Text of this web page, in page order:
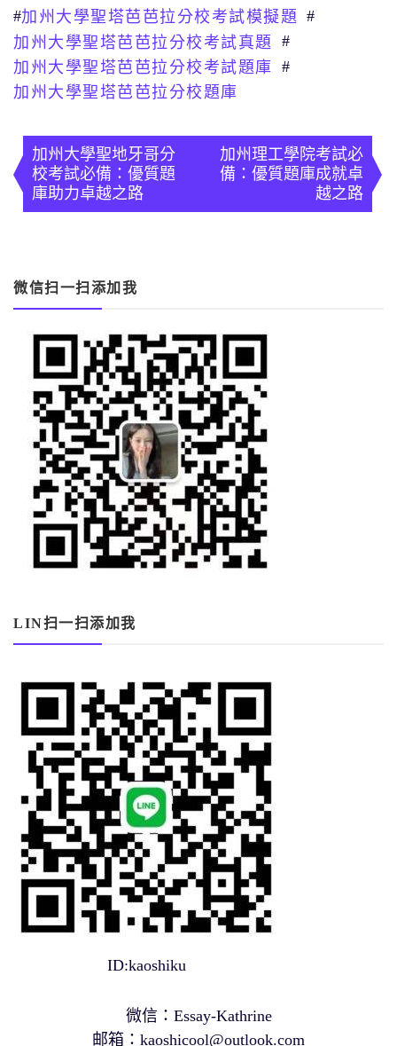
#加州大學聖塔芭芭拉分校考試模擬題 #
加州大學聖塔芭芭拉分校考試真題
#
加州大學聖塔芭芭拉分校考試題庫 #
加州大學聖塔芭芭拉分校題庫
章
導
覽
加州大學聖地牙哥分
校考試必備：優質題
庫助力卓越之路
加州理工學院考試必
備：優質題庫成就卓
越之路
微信扫一扫添加我
LIN扫一扫添加我
ID:kaoshiku
微信：Essay-Kathrine
邮箱： kaoshicool@outlook.com